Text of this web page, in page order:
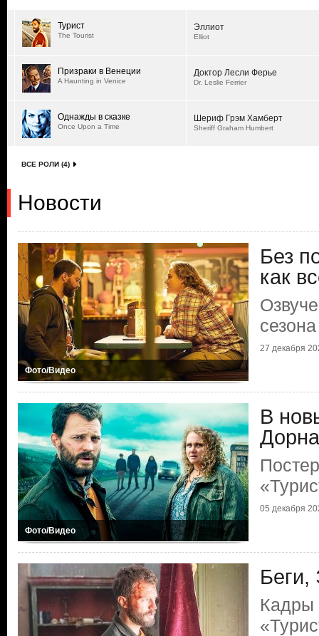
Турист
The Tourist
Эллиот
Elliot
Призраки в Венеции
A Haunting in Venice
Доктор Лесли Ферье
Dr. Leslie Ferrier
Однажды в сказке
Once Upon a Time
Шериф Грэм Хамберт
Sheriff Graham Humbert
ВСЕ РОЛИ (4)
Новости
Фото/Видео
Без
как
27 декабря
Фото/Видео
В
05 декабря
Беги,
Кадры